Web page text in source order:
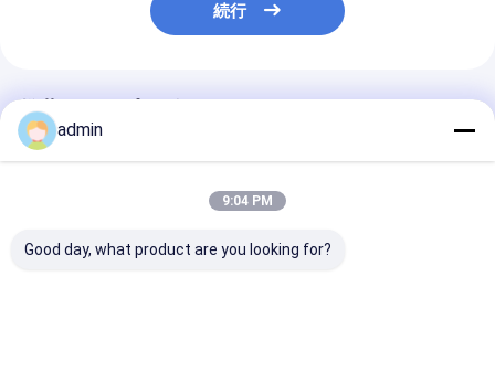
続行
推薦されたプロダクト
admin
9:04 PM
Good day, what product are you looking for?